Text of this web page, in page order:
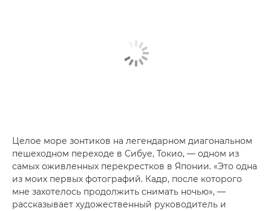
Целое море зонтиков на легендарном диагональном
пешеходном переходе в Сибуе, Токио, — одном из
самых оживленных перекрестков в Японии. «Это одна
из моих первых фотографий. Кадр, после которого
мне захотелось продолжить снимать ночью», —
рассказывает художественный руководитель и